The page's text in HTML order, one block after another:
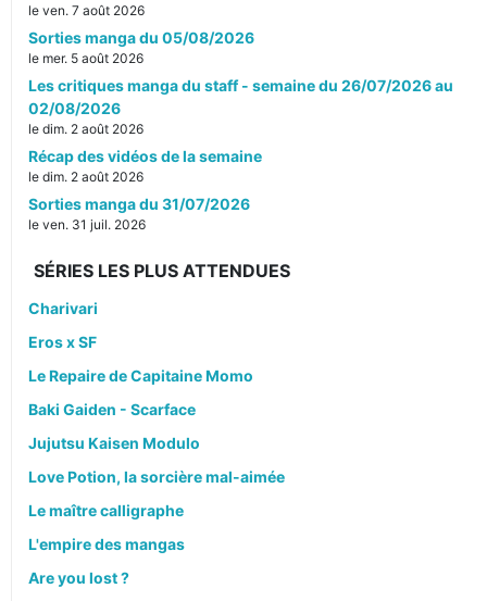
le ven. 7 août 2026
Sorties manga du 05/08/2026
le mer. 5 août 2026
Les critiques manga du staff - semaine du 26/07/2026 au
02/08/2026
le dim. 2 août 2026
Récap des vidéos de la semaine
le dim. 2 août 2026
Sorties manga du 31/07/2026
le ven. 31 juil. 2026
SÉRIES LES PLUS ATTENDUES
Charivari
Eros x SF
Le Repaire de Capitaine Momo
Baki Gaiden - Scarface
Jujutsu Kaisen Modulo
Love Potion, la sorcière mal-aimée
Le maître calligraphe
L'empire des mangas
Are you lost ?